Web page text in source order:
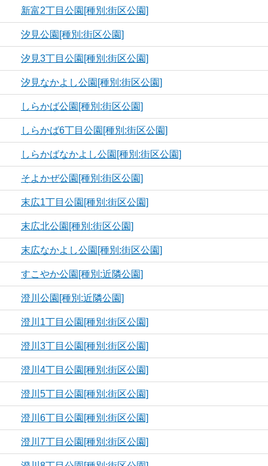
新富2丁目公園[種別:街区公園]
汐見公園[種別:街区公園]
汐見3丁目公園[種別:街区公園]
汐見なかよし公園[種別:街区公園]
しらかば公園[種別:街区公園]
しらかば6丁目公園[種別:街区公園]
しらかばなかよし公園[種別:街区公園]
そよかぜ公園[種別:街区公園]
末広1丁目公園[種別:街区公園]
末広北公園[種別:街区公園]
末広なかよし公園[種別:街区公園]
すこやか公園[種別:近隣公園]
澄川公園[種別:近隣公園]
澄川1丁目公園[種別:街区公園]
澄川3丁目公園[種別:街区公園]
澄川4丁目公園[種別:街区公園]
澄川5丁目公園[種別:街区公園]
澄川6丁目公園[種別:街区公園]
澄川7丁目公園[種別:街区公園]